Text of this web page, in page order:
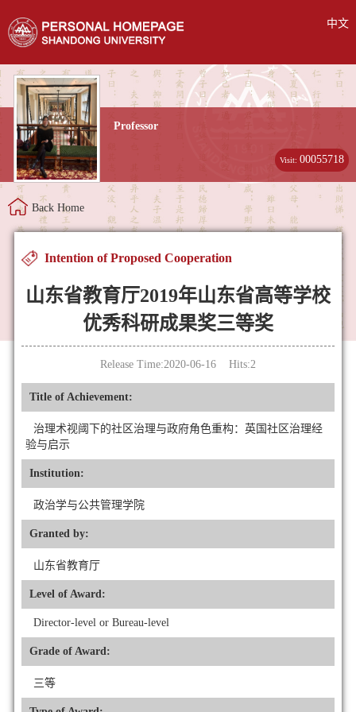
中文
Professor
Visit:00055718
Back Home
Intention of Proposed Cooperation
山东省教育厅2019年山东省高等学校
优秀科研成果奖三等奖
Release Time:2020-06-16 Hits:2
Title of Achievement:
治理术视阈下的社区治理与政府角色重构：英国社区治理经
验与启示
Institution:
政治学与公共管理学院
Granted by:
山东省教育厅
Level of Award:
Director-level or Bureau-level
Grade of Award:
三等